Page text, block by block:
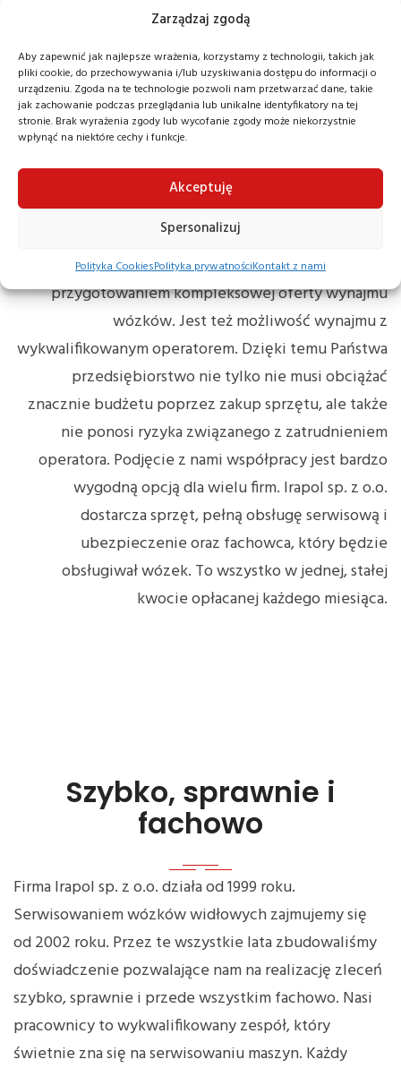
Zarządzaj zgodą
Aby zapewnić jak najlepsze wrażenia, korzystamy z technologii, takich jak
pliki cookie, do przechowywania i/lub uzyskiwania dostępu do informacji o
urządzeniu. Zgoda na te technologie pozwoli nam przetwarzać dane, takie
jak zachowanie podczas przeglądania lub unikalne identyfikatory na tej
stronie. Brak wyrażenia zgody lub wycofanie zgody może niekorzystnie
wpłynąć na niektóre cechy i funkcje.
Akceptuję
Spersonalizuj
Polityka CookiesPolityka prywatnościKontakt z nami
maszyn używanych, które są bardzo dobrze
naszej ofercie jest na bieżąco serwisowany częściami
zamiennymi, a także podzespołami dedykowanymi
przez producentów między innymi TOYOTA oraz BT.
na przykład na jakiś konkretny, zazwyczaj krótki czas.
Dla nich również przygotowaliśmy ofertę. To właśnie
wynajem jest bardzo dobrym wyborem w takim
przypadku. Irapol sp. z o.o. może zająć się
przygotowaniem kompleksowej oferty wynajmu
wózków. Jest też możliwość wynajmu z
wykwalifikowanym operatorem. Dzięki temu Państwa
przedsiębiorstwo nie tylko nie musi obciążać
znacznie budżetu poprzez zakup sprzętu, ale także
nie ponosi ryzyka związanego z zatrudnieniem
operatora. Podjęcie z nami współpracy jest bardzo
wygodną opcją dla wielu firm. Irapol sp. z o.o.
dostarcza sprzęt, pełną obsługę serwisową i
ubezpieczenie oraz fachowca, który będzie
obsługiwał wózek. To wszystko w jednej, stałej
kwocie opłacanej każdego miesiąca.
Szybko, sprawnie i
fachowo
Firma Irapol sp. z o.o. działa od 1999 roku.
Serwisowaniem wózków widłowych zajmujemy się
od 2002 roku. Przez te wszystkie lata zbudowaliśmy
doświadczenie pozwalające nam na realizację zleceń
szybko, sprawnie i przede wszystkim fachowo. Nasi
pracownicy to wykwalifikowany zespół, który
świetnie zna się na serwisowaniu maszyn. Każdy